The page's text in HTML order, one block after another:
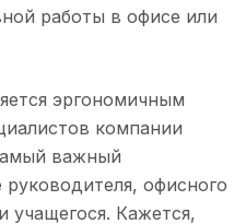
работы в офисе или
эргономичным
компании
важный
офисного
учащегося. Кажется,